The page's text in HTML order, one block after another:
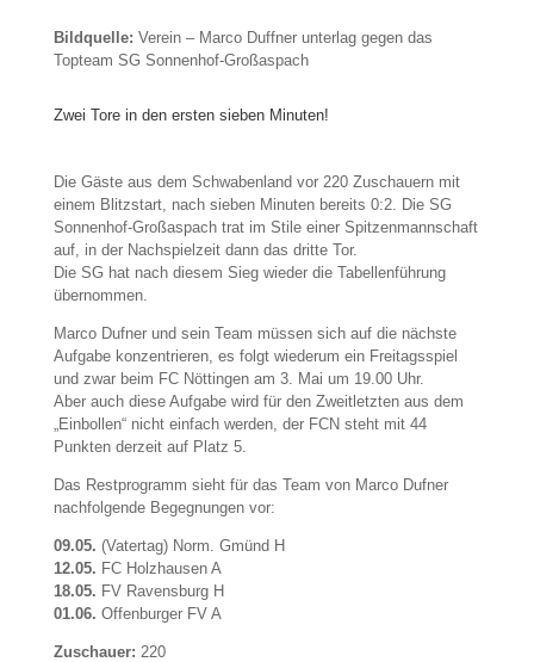
Bildquelle: Verein – Marco Duffner unterlag gegen das
Topteam SG Sonnenhof-Großaspach
Zwei Tore in den ersten sieben Minuten!
Die Gäste aus dem Schwabenland vor 220 Zuschauern mit
einem Blitzstart, nach sieben Minuten bereits 0:2. Die SG
Sonnenhof-Großaspach trat im Stile einer Spitzenmannschaft
auf, in der Nachspielzeit dann das dritte Tor.
Die SG hat nach diesem Sieg wieder die Tabellenführung
übernommen.
Marco Dufner und sein Team müssen sich auf die nächste
Aufgabe konzentrieren, es folgt wiederum ein Freitagsspiel
und zwar beim FC Nöttingen am 3. Mai um 19.00 Uhr.
Aber auch diese Aufgabe wird für den Zweitletzten aus dem
„Einbollen“ nicht einfach werden, der FCN steht mit 44
Punkten derzeit auf Platz 5.
Das Restprogramm sieht für das Team von Marco Dufner
nachfolgende Begegnungen vor:
09.05. (Vatertag) Norm. Gmünd H
12.05. FC Holzhausen A
18.05. FV Ravensburg H
01.06. Offenburger FV A
Zuschauer: 220